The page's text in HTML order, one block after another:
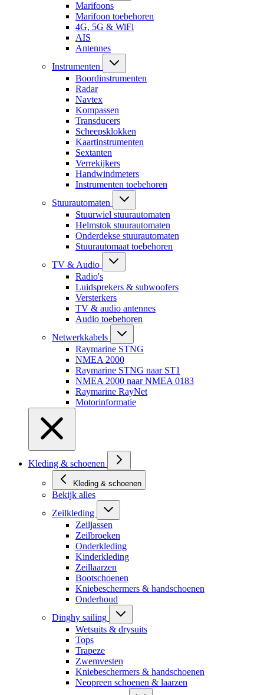
Marifoons
Marifoon toebehoren
4G, 5G & WiFi
AIS
Antennes
Instrumenten
Boordinstrumenten
Radar
Navtex
Kompassen
Transducers
Scheepsklokken
Kaartinstrumenten
Sextanten
Verrekijkers
Handwindmeters
Instrumenten toebehoren
Stuurautomaten
Stuurwiel stuurautomaten
Helmstok stuurautomaten
Onderdekse stuurautomaten
Stuurautomaat toebehoren
TV & Audio
Radio's
Luidsprekers & subwoofers
Versterkers
TV & audio antennes
Audio toebehoren
Netwerkkabels
Raymarine STNG
NMEA 2000
Raymarine STNG naar ST1
NMEA 2000 naar NMEA 0183
Raymarine RayNet
Motorinformatie
Kleding & schoenen
Kleding & schoenen
Bekijk alles
Zeilkleding
Zeiljassen
Zeilbroeken
Onderkleding
Kinderkleding
Zeillaarzen
Bootschoenen
Kniebeschermers & handschoenen
Onderhoud
Dinghy sailing
Wetsuits & drysuits
Tops
Trapeze
Zwemvesten
Kniebeschermers & handschoenen
Neopreen schoenen & laarzen